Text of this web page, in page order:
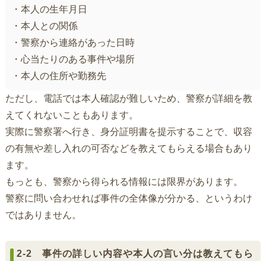
・本人の生年月日
・本人との関係
・警察から連絡があった日時
・心当たりのある事件や場所
・本人の住所や勤務先
ただし、電話では本人確認が難しいため、警察が詳細を教
えてくれないこともあります。
実際に警察署へ行き、身分証明書を提示することで、収容
の有無や差し入れの可否などを教えてもらえる場合もあり
ます。
もっとも、警察から得られる情報には限界があります。
警察に問い合わせれば事件の全体像が分かる、というわけ
ではありません。
2-2 事件の詳しい内容や本人の言い分は教えてもら